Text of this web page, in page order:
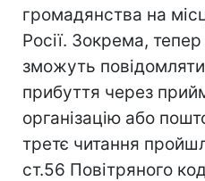
громадянства на
Росії. Зокрема, тепер
зможуть
прибуття через
організацію або
третє читання
ст.56 Повітряного